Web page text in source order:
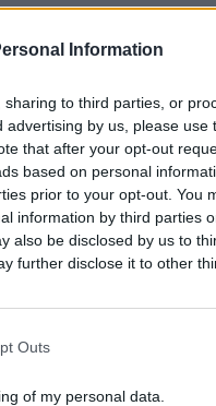
Information
to third parties, or
by us, please use
that after your opt-out
based on personal
prior to your opt-out. You
information by third parties
also be disclosed by us to
further disclose it to other
Outs
of my personal data.
que “todos
de trabalhos
da
sublinham que
validamente
originar uma
e/ou uma autorização
de perfil do, ou dos
subscrita pelo
o parecer do